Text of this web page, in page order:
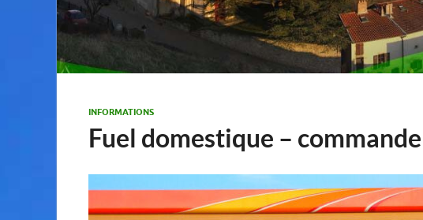
INFORMATIONS
Fuel domestique –